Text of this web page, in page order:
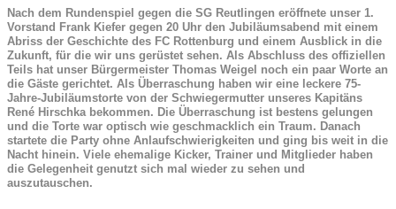
Nach dem Rundenspiel gegen die SG Reutlingen eröffnete unser 1.
Vorstand Frank Kiefer gegen 20 Uhr den Jubiläumsabend mit einem
Abriss der Geschichte des FC Rottenburg und einem Ausblick in die
Zukunft, für die wir uns gerüstet sehen. Als Abschluss des offiziellen
Teils hat unser Bürgermeister Thomas Weigel noch ein paar Worte an
die Gäste gerichtet. Als Überraschung haben wir eine leckere 75-
Jahre-Jubiläumstorte von der Schwiegermutter unseres Kapitäns
René Hirschka bekommen. Die Überraschung ist bestens gelungen
und die Torte war optisch wie geschmacklich ein Traum. Danach
startete die Party ohne Anlaufschwierigkeiten und ging bis weit in die
Nacht hinein. Viele ehemalige Kicker, Trainer und Mitglieder haben
die Gelegenheit genutzt sich mal wieder zu sehen und
auszutauschen.